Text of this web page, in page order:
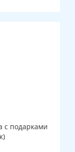
с подарками